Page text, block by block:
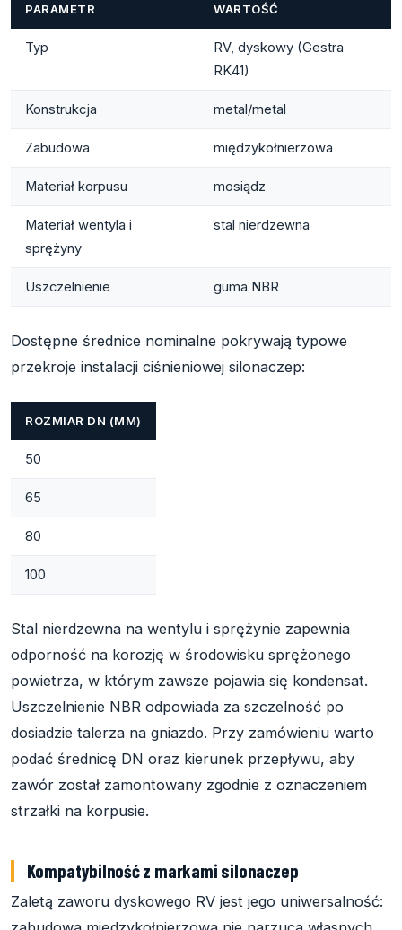
PARAMETR WARTOŚĆ
Typ
RV, dyskowy (Gestra
RK41)
Konstrukcja metal/metal
Zabudowa międzykołnierzowa
Materiał korpusu mosiądz
Materiał wentyla i
sprężyny
stal nierdzewna
Uszczelnienie guma NBR
Dostępne średnice nominalne pokrywają typowe
przekroje instalacji ciśnieniowej silonaczep:
ROZMIAR DN (MM)
50
65
80
100
Stal nierdzewna na wentylu i sprężynie zapewnia
odporność na korozję w środowisku sprężonego
powietrza, w którym zawsze pojawia się kondensat.
Uszczelnienie NBR odpowiada za szczelność po
dosiadzie talerza na gniazdo. Przy zamówieniu warto
podać średnicę DN oraz kierunek przepływu, aby
zawór został zamontowany zgodnie z oznaczeniem
strzałki na korpusie.
Kompatybilność z markami silonaczep
Zaletą zaworu dyskowego RV jest jego uniwersalność: